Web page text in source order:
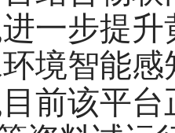
一步提
境智能
前该平